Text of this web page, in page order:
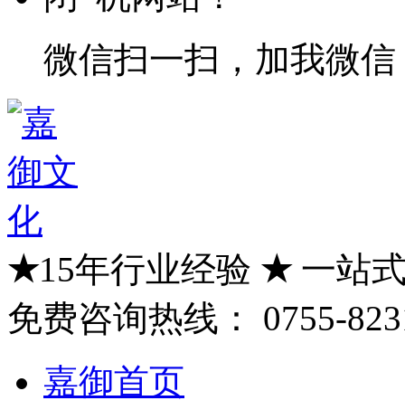
微信扫一扫，加我微信
★15年行业经验 ★一站
免费咨询热线：
0755-
嘉御首页